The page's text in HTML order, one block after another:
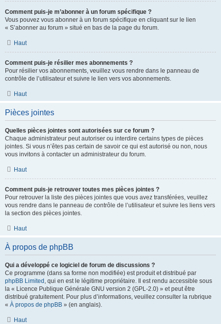
Comment puis-je m’abonner à un forum spécifique ?
Vous pouvez vous abonner à un forum spécifique en cliquant sur le lien
« S’abonner au forum » situé en bas de la page du forum.
Haut
Comment puis-je résilier mes abonnements ?
Pour résilier vos abonnements, veuillez vous rendre dans le panneau de
contrôle de l’utilisateur et suivre le lien vers vos abonnements.
Haut
Pièces jointes
Quelles pièces jointes sont autorisées sur ce forum ?
Chaque administrateur peut autoriser ou interdire certains types de pièces
jointes. Si vous n’êtes pas certain de savoir ce qui est autorisé ou non, nous
vous invitons à contacter un administrateur du forum.
Haut
Comment puis-je retrouver toutes mes pièces jointes ?
Pour retrouver la liste des pièces jointes que vous avez transférées, veuillez
vous rendre dans le panneau de contrôle de l’utilisateur et suivre les liens vers
la section des pièces jointes.
Haut
À propos de phpBB
Qui a développé ce logiciel de forum de discussions ?
Ce programme (dans sa forme non modifiée) est produit et distribué par
phpBB Limited , qui en est le légitime propriétaire. Il est rendu accessible sous
la « Licence Publique Générale GNU version 2 (GPL-2.0) » et peut être
distribué gratuitement. Pour plus d’informations, veuillez consulter la rubrique
« À propos de phpBB » (en anglais).
Haut